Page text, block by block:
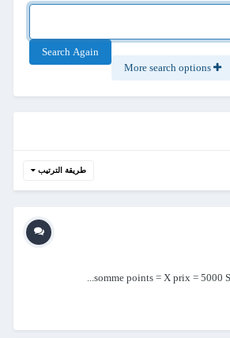
Search Again
طريقة الترتيب